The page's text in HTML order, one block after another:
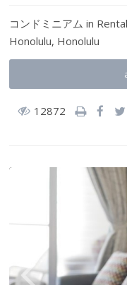
コンドミニアム in
Honolulu, Honolulu
12872